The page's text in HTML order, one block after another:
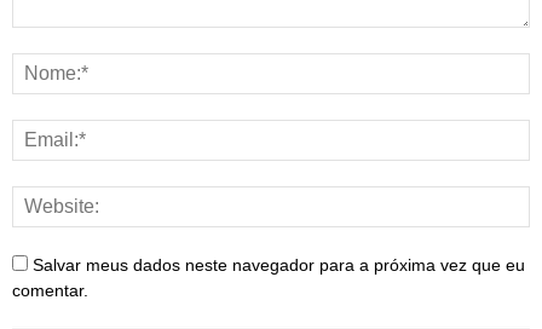
Salvar meus dados neste navegador para a próxima vez que eu
comentar.